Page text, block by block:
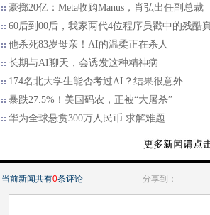
豪掷20亿：Meta收购Manus，肖弘出任副总裁
60后到00后，我家两代4位程序员戳中的残酷
他杀死83岁母亲！AI的温柔正在杀人
长期与AI聊天，会诱发这种精神病
174名北大学生能否考过AI？结果很意外
暴跌27.5%！美国码农，正被“大屠杀”
华为全球悬赏300万人民币 求解难题
当前新闻共有0条评论 分享到：